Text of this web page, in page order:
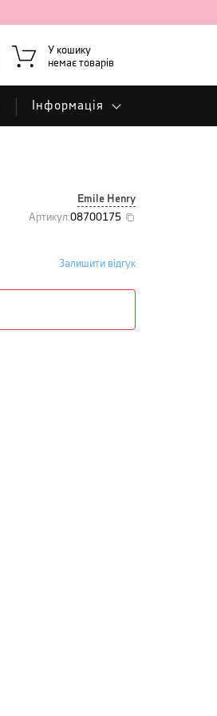
У кошику
немає товарів
Інформація
Emile Henry
Артикул:08700175
Залишити відгук